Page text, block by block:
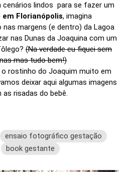
cenários lindos para se fazer um
Florianópolis, imagina
margens (e dentro) da Lagoa
nas Dunas da Joaquina com um
(Na verdade eu fiquei sem
mas tudo bem!)
rostinho do Joaquim muito em
deixar aqui algumas imagens
risadas do bebê.
ensaio fotográfico gestação
book gestante